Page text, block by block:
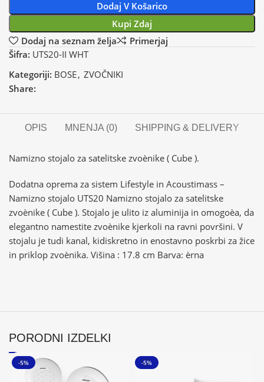
Dodaj V Košarico
Kupi Zdaj
Dodaj na seznam želja
Primerjaj
Šifra: UTS20-II WHT
Kategoriji: BOSE, ZVOČNIKI
Share:
OPIS MNENJA (0) SHIPPING & DELIVERY
Namizno stojalo za satelitske zvoènike ( Cube ).
Dodatna oprema za sistem Lifestyle in Acoustimass –
Namizno stojalo UTS20 Namizno stojalo za satelitske
zvoènike ( Cube ). Stojalo je ulito iz aluminija in omogoèa, da
elegantno namestite zvoènike kjerkoli na ravni površini. V
stojalu je tudi kanal, kidiskretno in enostavno poskrbi za žice
in priklop zvoènika. Višina : 17.8 cm Barva: èrna
PORODNI IZDELKI
-5% -5%